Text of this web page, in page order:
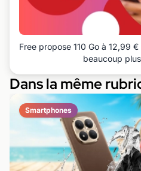
Free propose 110 Go à 12,99
beaucoup
Dans la même
Smartphones